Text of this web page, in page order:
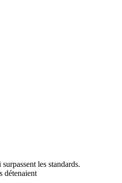
les standards.
détenaient